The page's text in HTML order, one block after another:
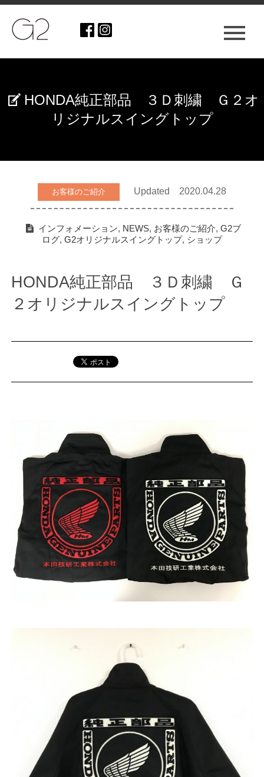
HONDA純正部品 ３Ｄ刺繍 Ｇ２オ
リジナルスイングトップ
お客様のご紹介 Updated 2020.04.28
インフォメーション, NEWS, お客様のご紹介, G2ブ
ログ, G2オリジナルスイングトップ, ショップ
HONDA純正部品 ３Ｄ刺繍 Ｇ
２オリジナルスイングトップ